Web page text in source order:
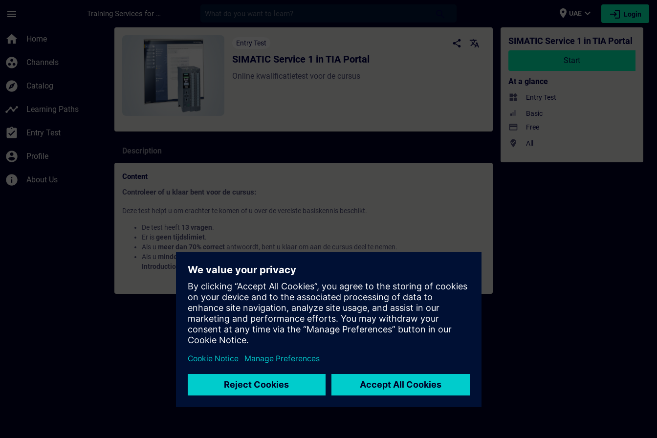
menu Training Services for Digital Industries place UAE expand_more login Login
home Home
group_work Channels
explore Catalog
timeline Learning Paths
assignment_turned_in Entry Test
account_circle Profile
info About Us
Course - SIMATIC Service 1 in TIA Portal - Training - Training - Professional development | SITRAIN
Entry Test share translate
SIMATIC Service 1 in TIA Portal
Online kwalificatietest voor de cursus
Description
Content
Controleer of u klaar bent voor de cursus:
Deze test helpt u om erachter te komen of u over de vereiste basiskennis beschikt.
De test heeft 13 vragen
Er is geen tijdslimiet
Als u meer dan 70% correct antwoordt, bent u klaar om aan de cursus deel te nemen.
Als u minder dan 70%
Introduction to Basics of PLC Programming te leren om uw basis op te bouwen.
SIMATIC Service 1 in TIA Portal
Start
At a glance
widgets Entry Test
Basic
payment Free
where_to_vote All